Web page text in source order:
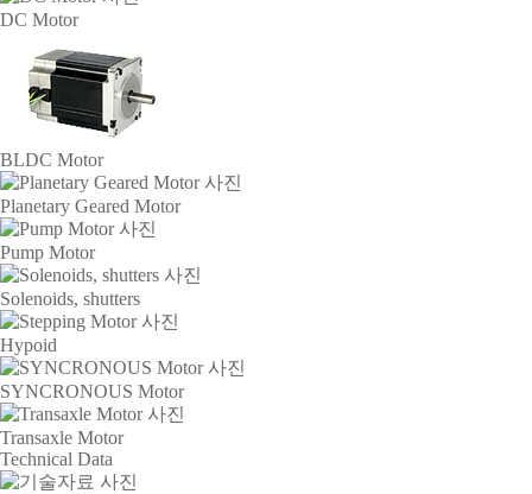
DC Motor
BLDC Motor
Planetary Geared Motor
Pump Motor
Solenoids, shutters
Hypoid
SYNCRONOUS Motor
Transaxle Motor
Technical Data